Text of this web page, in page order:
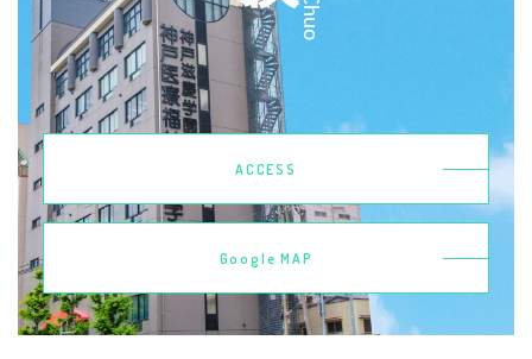
ACCESS
Google MAP